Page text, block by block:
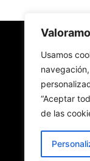
Usamos
“Aceptar
de las
-